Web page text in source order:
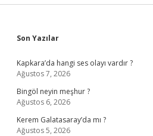
Sidebar
Son Yazılar
Kapkara’da hangi ses olayı vardır ?
Ağustos 7, 2026
Bingöl neyin meşhur ?
Ağustos 6, 2026
Kerem Galatasaray’da mı ?
Ağustos 5, 2026